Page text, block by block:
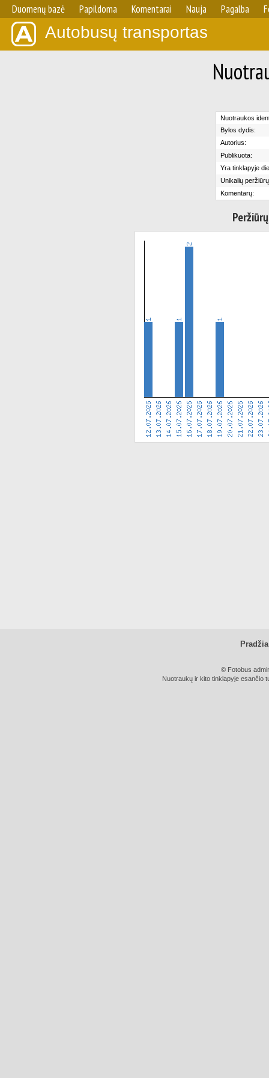
Duomenų bazė Papildoma Komentarai Nauja Pagalba
Autobusų transportas
Nuotraukos
Bylos dydis:
Autorius:
Publikuota:
Yra tinklapyje
Unikalių
Komentarų:
Pradžia
© Fotobus
Nuotraukų ir kito tinklapyje esančio